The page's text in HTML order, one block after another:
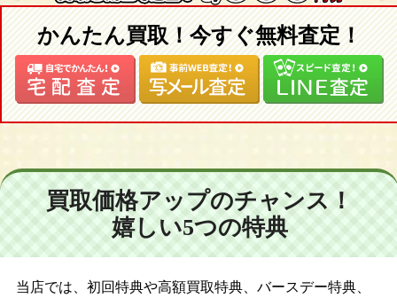
かんたん買取！今すぐ無料査定！
買取価格アップのチャンス！
嬉しい5つの特典
当店では、初回特典や高額買取特典、バースデー特典、